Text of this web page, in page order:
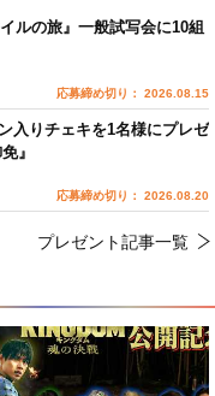
ルの旅』一般試写会に10組
応募締め切り： 2026.08.15
入りチェキを1名様にプレゼ
』
応募締め切り： 2026.08.20
プレゼント記事一覧